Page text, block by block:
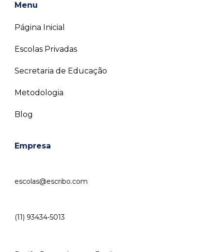
Menu
Página Inicial
Escolas Privadas
Secretaria de Educação
Metodologia
Blog
Empresa
escolas@escribo.com
(11) 93434-5013